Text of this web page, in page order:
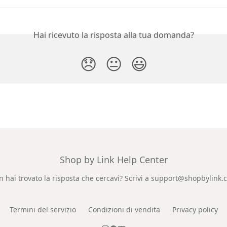
Hai ricevuto la risposta alla tua domanda?
😞 😐 😃
Shop by Link Help Center
hai trovato la risposta che cercavi? Scrivi a
Termini del servizio Condizioni di vendita Privacy policy